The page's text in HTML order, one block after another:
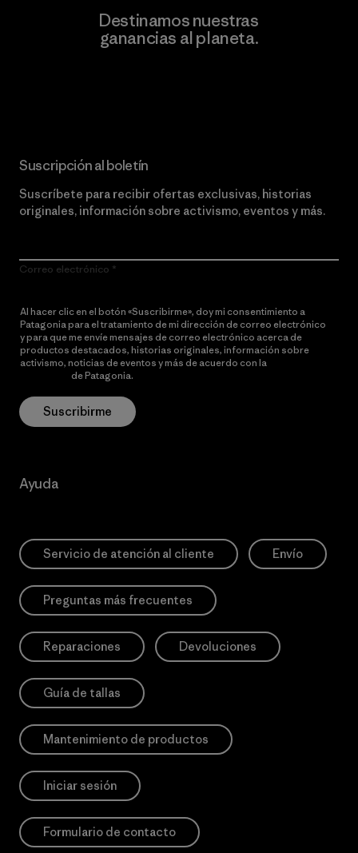
Destinamos nuestras
ganancias al planeta.
Suscripción al boletín
Suscríbete para recibir ofertas exclusivas, historias
originales, información sobre activismo, eventos y más.
Correo electrónico
Al hacer clic en el botón «Suscribirme», doy mi consentimiento a
Patagonia para el tratamiento de mi dirección de correo electrónico
y para que me envíe mensajes de correo electrónico acerca de
productos destacados, historias originales, información sobre
activismo, noticias de eventos y más de acuerdo con la
de Patagonia.
Suscribirme
Ayuda
Servicio de atención al cliente Envío
Preguntas más frecuentes
Reparaciones Devoluciones
Guía de tallas
Mantenimiento de productos
Iniciar sesión
Formulario de contacto